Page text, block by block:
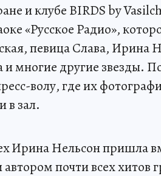
и клубе BIRDS by
«Русское Радио»,
певица Слава, Ирина
многие другие звезды.
волу, где их
в зал.
Ирина Нельсон пришла
почти всех